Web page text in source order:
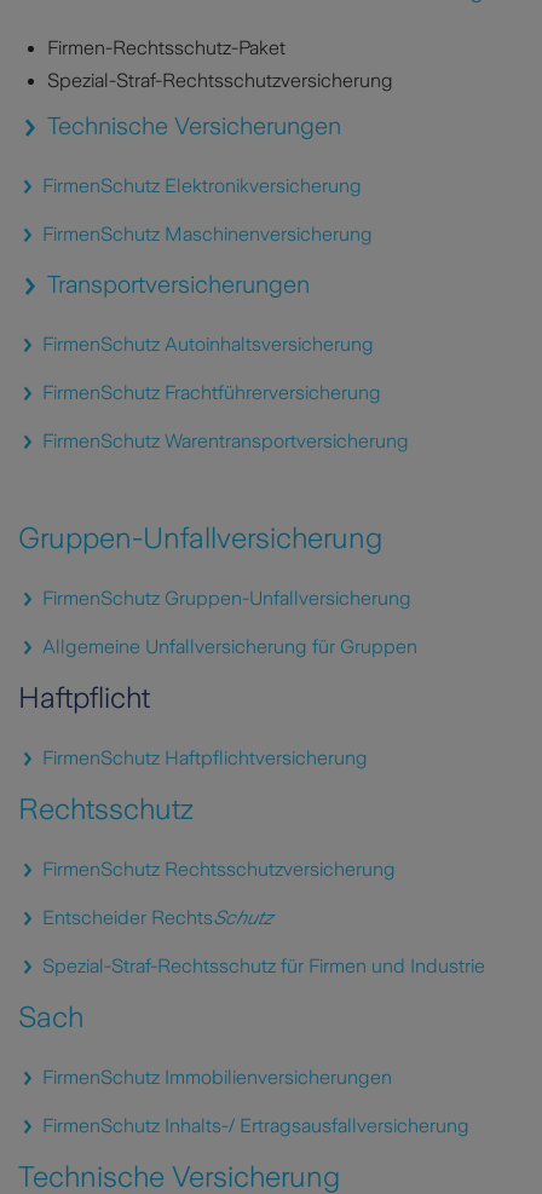
Firmen-Rechtsschutz-Paket
Spezial-Straf-Rechtsschutzversicherung
Technische Versicherungen
FirmenSchutz Elektronikversicherung
FirmenSchutz Maschinenversicherung
Transportversicherungen
FirmenSchutz Autoinhaltsversicherung
FirmenSchutz Frachtführerversicherung
FirmenSchutz Warentransportversicherung
Gruppen-Unfallversicherung
FirmenSchutz Gruppen-Unfallversicherung
Allgemeine Unfallversicherung für Gruppen
Haftpflicht
FirmenSchutz Haftpflichtversicherung
Rechtsschutz
FirmenSchutz Rechtsschutzversicherung
Entscheider RechtsSchutz
Spezial-Straf-Rechtsschutz für Firmen und Industrie
Sach
FirmenSchutz Immobilienversicherungen
FirmenSchutz Inhalts-/ Ertragsausfallversicherung
Technische Versicherung